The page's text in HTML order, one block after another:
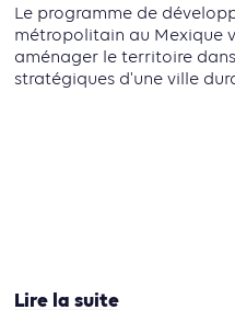
Le programme de
métropolitain au Mexique
aménager le territoire
stratégiques d'une ville
Lire la suite